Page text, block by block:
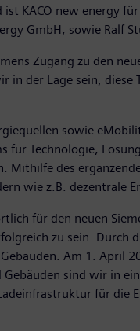
KACO new energy
GmbH, sowie Ralf
Zugang zu den
der Lage sein, diese
sowie
für Technologie,
Mithilfe des
wie z.B. dezentrale
für den neuen
zu sein. Durch
Am 1. April
sind wir in
für die